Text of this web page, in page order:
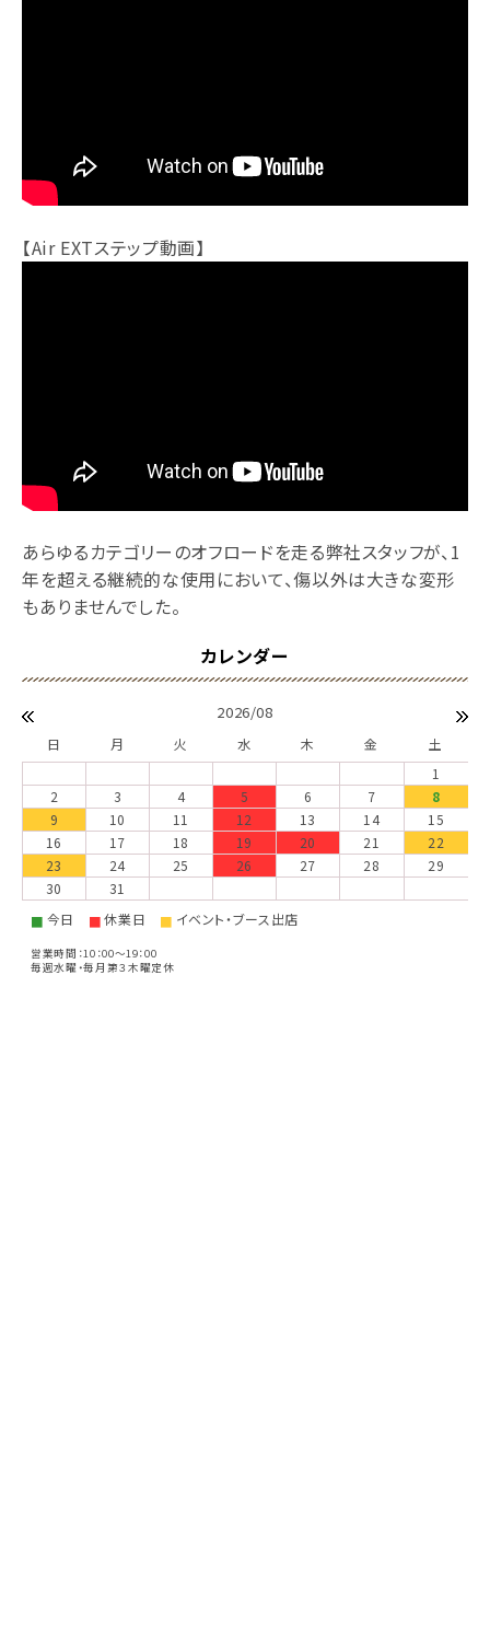
【Air EXTステップ動画】
あらゆるカテゴリーのオフロードを走る弊社スタッフが、1
年を超える継続的な使用において、傷以外は大きな変形
もありませんでした。
2026/08
日 月 火 水 木 金
土
1
2
3 4 5 6 7
8
9
10 11 12 13 14
15
16
17 18 19 20 21
22
23
24 25 26 27 28
29
30
31
■ 今日 ■休業日 ■ イベント・ブース出店
営業時間：10：00～19：00
毎週水曜・毎月第３木曜定休